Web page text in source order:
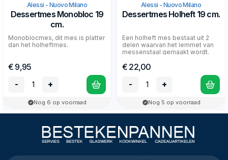
Alessi - Nuovo Milano
Dessertmes Monobloc 19
cm.
Monoblocmes, dit mes is platter
dan het holheftmes.
€ 9,95
-
+
Nog 6 op voorraad
Alessi - Nuovo Milano
Dessertmes Holheft 19 cm.
Een holheft mes bestaat uit 2
delen waarvan het lemmet van
messenstaal gemaakt wordt.
€ 22,00
-
+
Nog 5 op voorraad